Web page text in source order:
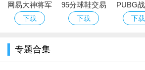
网易大神将军
令下载安装官
下载
95分球鞋交易
app平台下载
下载
PUBG
字架下下载
专题合集